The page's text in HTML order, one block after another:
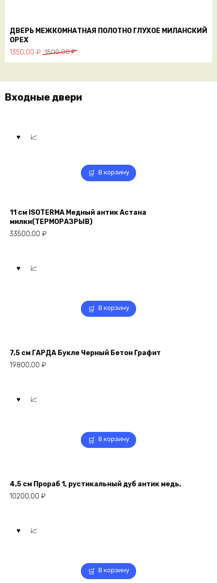
ДВЕРЬ МЕЖКОМНАТНАЯ ПОЛОТНО ГЛУХОЕ МИЛАНСКИЙ
ОРЕХ
1500,00₽
Первоначальная
цена
1500,00 ₽.
1350,00 ₽
Текущая
цена:
Входные двери
В корзину
11 см ISOTERMA Медный антик Астана
милки(ТЕРМОРАЗРЫВ)
33500,00 ₽
В корзину
7,5 см ГАРДА Букле Черный Бетон Графит
19800,00 ₽
В корзину
4,5 см Прораб 1, рустикальный дуб антик медь,
10200,00 ₽
В корзину